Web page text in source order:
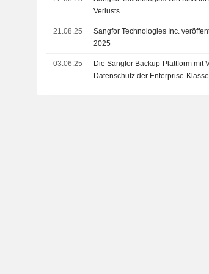
Verlusts
21.08.25
Sangfor Technologies Inc.
2025
03.06.25
Die Sangfor Backup-Plattform mit
Datenschutz der Enterprise-